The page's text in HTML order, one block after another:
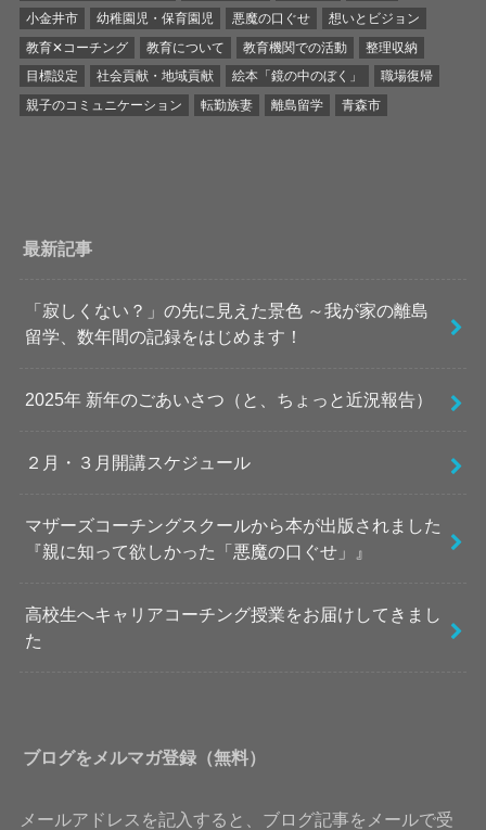
小金井市
幼稚園児・保育園児 悪魔の口ぐせ
想いとビジョン
教育✕コーチング
教育について 教育機関での活動
整理収納
目標設定
社会貢献・地域貢献 絵本「鏡の中のぼく」
職場復帰
親子のコミュニケーション
転勤族妻 離島留学 青森市
最新記事
「寂しくない？」の先に見えた景色 ～我が家の離島
留学、数年間の記録をはじめます！
2025年 新年のごあいさつ（と、ちょっと近況報告）
２月・３月開講スケジュール
マザーズコーチングスクールから本が出版されました
『親に知って欲しかった「悪魔の口ぐせ」』
高校生へキャリアコーチング授業をお届けしてきまし
た
ブログをメルマガ登録（無料）
メールアドレスを記入すると、ブログ記事をメールで受